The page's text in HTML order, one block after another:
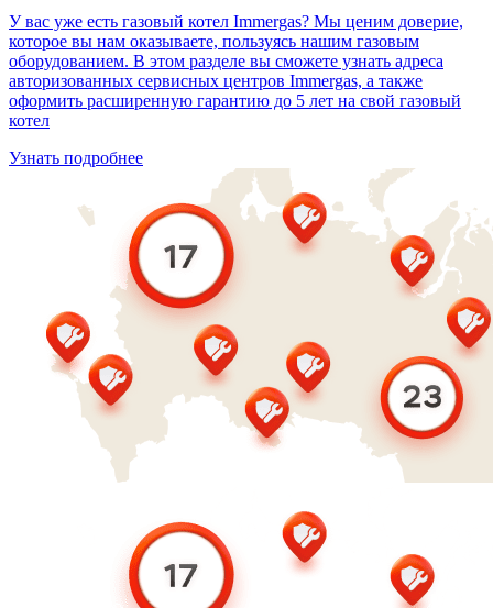
У вас уже есть газовый котел Immergas? Мы ценим доверие,
которое вы нам оказываете, пользуясь нашим газовым
оборудованием. В этом разделе вы сможете узнать адреса
авторизованных сервисных центров Immergas, а также
оформить расширенную гарантию до 5 лет на свой газовый
котел
Узнать подробнее